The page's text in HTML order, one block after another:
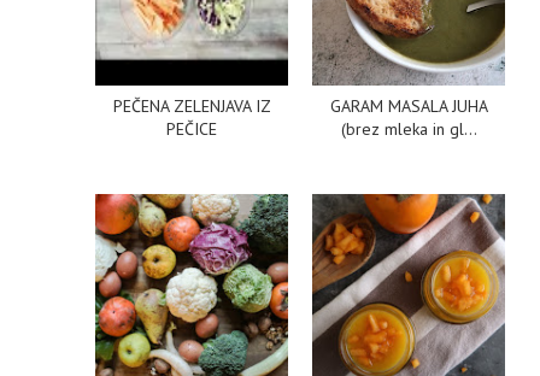
PEČENA ZELENJAVA IZ
PEČICE
GARAM MASALA JUHA
(brez mleka in gl...